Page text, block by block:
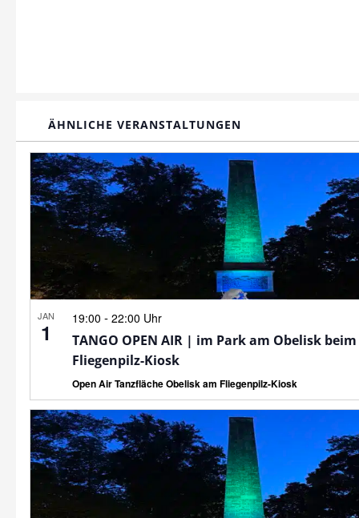
ÄHNLICHE VERANSTALTUNGEN
JAN
1
19:00 - 22:00 Uhr
TANGO OPEN AIR | im Park am Obelisk beim
Fliegenpilz-Kiosk
Open Air Tanzfläche Obelisk am Fliegenpilz-Kiosk